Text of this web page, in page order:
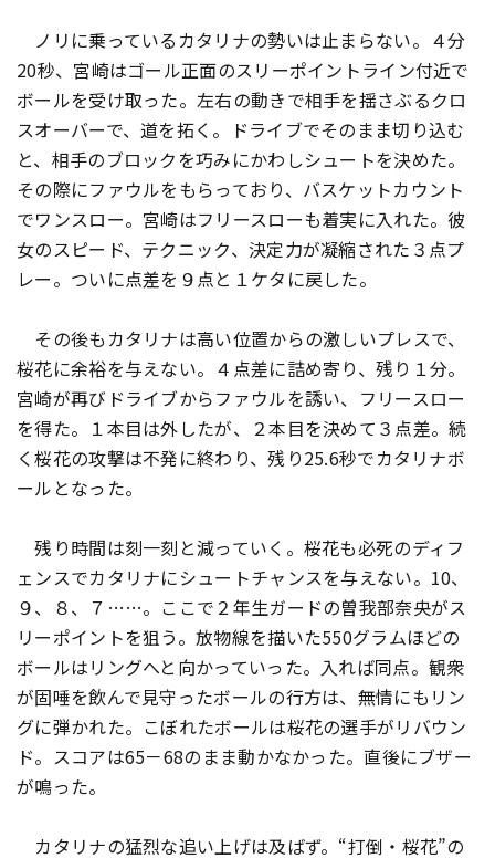
ノリに乗っているカタリナの勢いは止まらない。４分
20秒、宮崎はゴール正面のスリーポイントライン付近で
ボールを受け取った。左右の動きで相手を揺さぶるクロ
スオーバーで、道を拓く。ドライブでそのまま切り込む
と、相手のブロックを巧みにかわしシュートを決めた。
その際にファウルをもらっており、バスケットカウント
でワンスロー。宮崎はフリースローも着実に入れた。彼
女のスピード、テクニック、決定力が凝縮された３点プ
レー。ついに点差を９点と１ケタに戻した。
その後もカタリナは高い位置からの激しいプレスで、
桜花に余裕を与えない。４点差に詰め寄り、残り１分。
宮崎が再びドライブからファウルを誘い、フリースロー
を得た。１本目は外したが、２本目を決めて３点差。続
く桜花の攻撃は不発に終わり、残り25.6秒でカタリナボ
ールとなった。
残り時間は刻一刻と減っていく。桜花も必死のディフ
ェンスでカタリナにシュートチャンスを与えない。10、
９、８、７……。ここで２年生ガードの曽我部奈央がス
リーポイントを狙う。放物線を描いた550グラムほどの
ボールはリングへと向かっていった。入れば同点――。観衆
が固唾を飲んで見守ったボールの行方は、無情にもリン
グに弾かれた。こぼれたボールは桜花の選手がリバウン
ド。スコアは65－68のまま動かなかった。直後にブザー
が鳴った。
カタリナの猛烈な追い上げは及ばず。“打倒・桜花”の